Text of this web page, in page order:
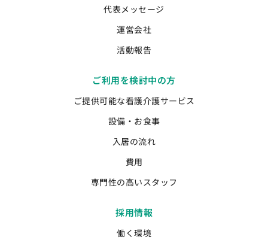
代表メッセージ
運営会社
活動報告
ご利用を検討中の方
ご提供可能な看護介護サービス
設備・お食事
入居の流れ
費用
専門性の高いスタッフ
採用情報
働く環境